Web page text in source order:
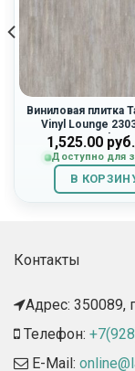
Виниловая плитка
Vinyl Lounge
«Moby»
1,525.00руб.
Доступно для
В
Контакты
Адрес: 350089,
Телефон:
E-Mail: